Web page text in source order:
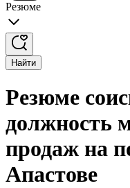
Резюме
Найти
Резюме
должность
продаж на
Апастове